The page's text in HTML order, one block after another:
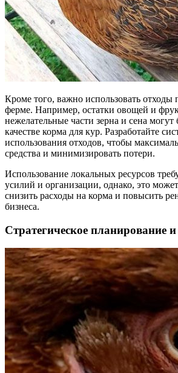
Кроме того, важно использовать отходы
ферме. Например, остатки овощей и
нежелательные части зерна и сена
качестве корма для кур. Разработайте
использования отходов, чтобы
средства и минимизировать потери.
Использование локальных ресурсов
усилий и организации, однако, это
снизить расходы на корма и повысить
бизнеса.
Стратегическое планирование